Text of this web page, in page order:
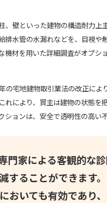
、壁といった建物の構造耐力上
排水管の水漏れなどを、目視や
材を用いた詳細調査がオプシ
の宅地建物取引業法の改正によ
により、買主は建物の状態を
ションは、安全で透明性の高い
門家による客観的な
することができます
おいても有効であり